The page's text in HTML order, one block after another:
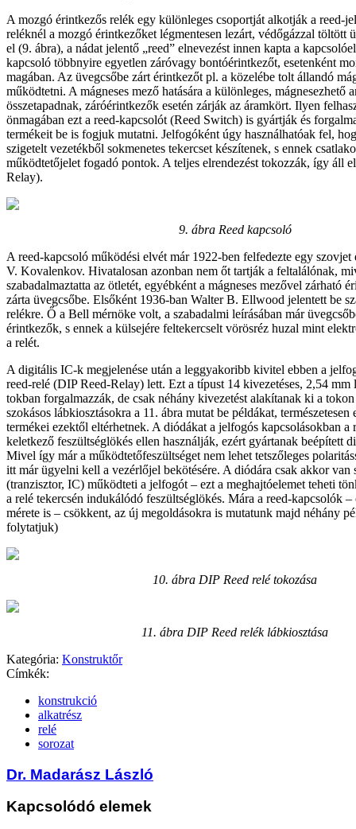
A mozgó érintkezős relék egy különleges csoportját alkotják a reed-
reléknél a mozgó érintkezőket légmentesen lezárt, védőgázzal töltött
el (9. ábra), a nádat jelentő „reed” elnevezést innen kapta a
kapcsoló többnyire egyetlen záróvagy bontóérintkezőt, esetenként
magában. Az üvegcsőbe zárt érintkezőt pl. a közelébe tolt állandó
működtetni. A mágneses mező hatására a különleges, mágnesezhető
összetapadnak, záróérintkezők esetén zárják az áramkört. Ilyen
önmagában ezt a reed-kapcsolót (Reed Switch) is gyártják és
termékeit be is fogjuk mutatni. Jelfogóként úgy használhatóak fel,
szigetelt vezetékből sokmenetes tekercset készítenek, s ennek
működtetőjelet fogadó pontok. A teljes elrendezést tokozzák, így áll
Relay).
9. ábra Reed kapcsoló
A reed-kapcsoló működési elvét már 1922-ben felfedezte egy szovjet
V. Kovalenkov. Hivatalosan azonban nem őt tartják a feltalálónak,
szabadalmaztatta az ötletét, egyébként a mágneses mezővel zárható
zárta üvegcsőbe. Elsőként 1936-ban Walter B. Ellwood jelentett be
relékre. Ő a Bell mérnöke volt, a szabadalmi leírásában már
érintkezők, s ennek a külsejére feltekercselt vörösréz huzal mint
a relét.
A digitális IC-k megjelenése után a leggyakoribb kivitel ebben a
reed-relé (DIP Reed-Relay) lett. Ezt a típust 14 kivezetéses, 2,54 mm
tokban forgalmazzák, de csak néhány kivezetést alakítanak ki a
szokásos lábkiosztásokra a 11. ábra mutat be példákat, természetesen
termékei ezektől eltérhetnek. A diódákat a jelfogós kapcsolásokban a
keletkező feszültséglökés ellen használják, ezért gyártanak beépített
Mivel így már a működtetőfeszültséget nem lehet tetszőleges
itt már ügyelni kell a vezérlőjel bekötésére. A diódára csak akkor van
(tranzisztor, IC) működteti a jelfogót – ezt a meghajtóelemet teheti
a relé tekercsén indukálódó feszültséglökés. Mára a reed-kapcsolók
mérete is – csökkent, az új megoldásokra is mutatunk majd néhány
folytatjuk)
10. ábra DIP Reed relé tokozása
11. ábra DIP Reed relék lábkiosztása
Kategória: Konstruktőr
Címkék:
konstrukció
alkatrész
relé
sorozat
Dr. Madarász László
Kapcsolódó elemek